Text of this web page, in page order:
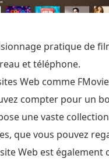
pratique de
et téléphone.
Web comme
compter pour un
une vaste
que vous pouvez
Web est également